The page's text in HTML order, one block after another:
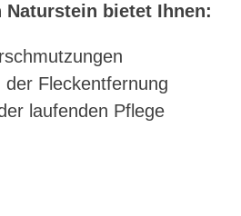
Naturstein bietet Ihnen:
der Fleckentfernung
laufenden Pflege